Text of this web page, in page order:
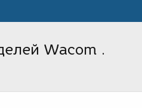
Wacom .